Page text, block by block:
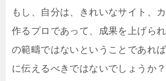
もし、自分は、きれいなサイト、
作るプロであって、成果を上げら
の範疇ではないということであれ
に伝えるべきではないでしょうか